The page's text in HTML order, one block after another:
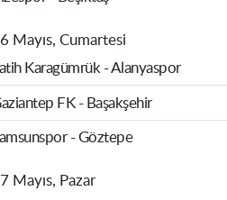
Mayıs, Cumartesi
Karagümrük - Alanyaspor
FK - Başakşehir
- Göztepe
Mayıs, Pazar